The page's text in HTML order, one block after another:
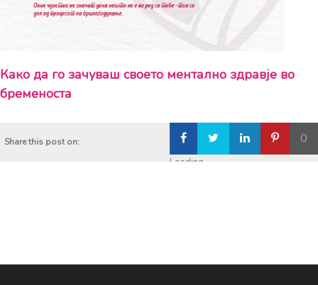
Како да го зачуваш своето ментално здравје во
бременоста
Share this post on: 0
Loading...